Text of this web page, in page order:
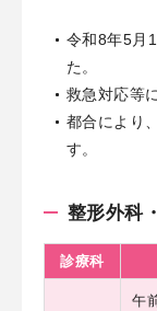
令和8年5月
た。
救急対応等
都合により
す。
整形外科
診療科
午